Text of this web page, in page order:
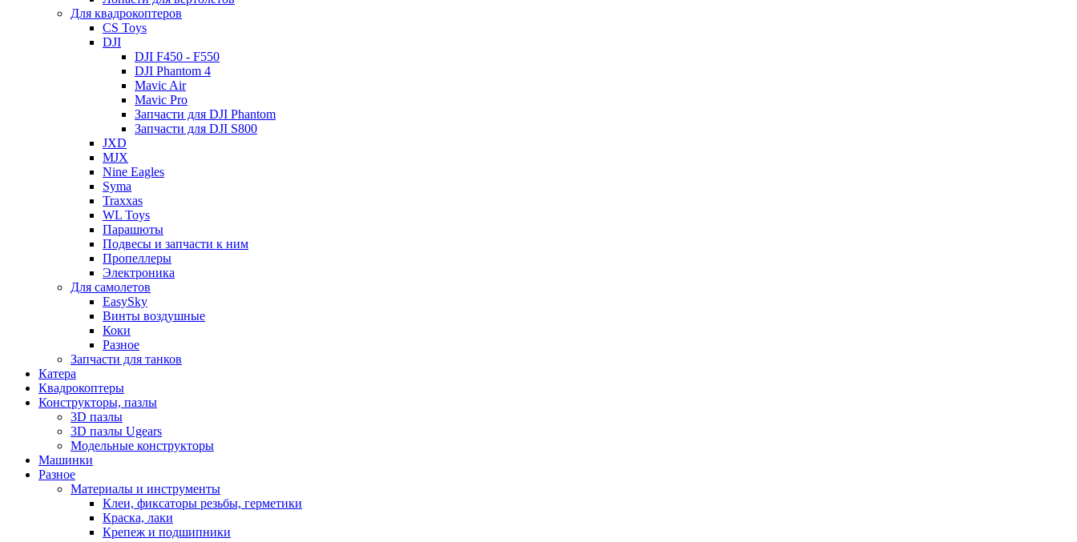
Для квадрокоптеров
CS Toys
DJI
DJI F450 - F550
DJI Phantom 4
Mavic Air
Mavic Pro
Запчасти для DJI Phantom
Запчасти для DJI S800
JXD
MJX
Nine Eagles
Syma
Traxxas
WL Toys
Парашюты
Подвесы и запчасти к ним
Пропеллеры
Электроника
Для самолетов
EasySky
Винты воздушные
Коки
Разное
Запчасти для танков
Катера
Квадрокоптеры
Конструкторы, пазлы
3D пазлы
3D пазлы Ugears
Модельные конструкторы
Машинки
Разное
Материалы и инструменты
Клеи, фиксаторы резьбы, герметики
Краска, лаки
Крепеж и подшипники